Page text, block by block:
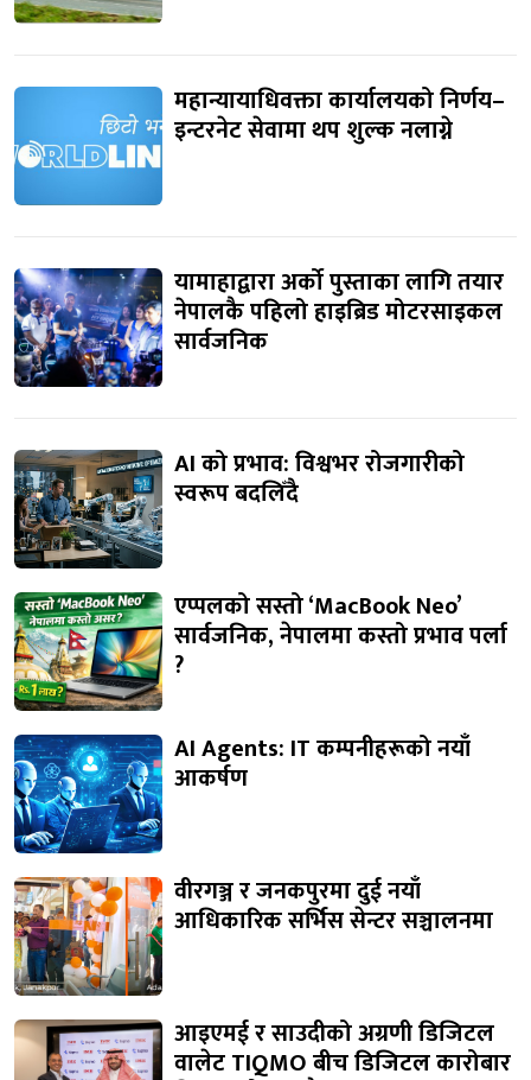
महान्यायाधिवक्ता कार्यालयको निर्णय–
इन्टरनेट सेवामा थप शुल्क नलाग्ने
यामाहाद्वारा अर्को पुस्ताका लागि तयार
नेपालकै पहिलो हाइब्रिड मोटरसाइकल
सार्वजनिक
AI को प्रभाव: विश्वभर रोजगारीको
स्वरूप बदलिँदै
एप्पलको सस्तो ‘MacBook Neo’
सार्वजनिक, नेपालमा कस्तो प्रभाव पर्ला
?
AI Agents: IT कम्पनीहरूको नयाँ
आकर्षण
वीरगञ्ज र जनकपुरमा दुई नयाँ
आधिकारिक सर्भिस सेन्टर सञ्चालनमा
आइएमई र साउदीको अग्रणी डिजिटल
वालेट TIQMO बीच डिजिटल कारोबार